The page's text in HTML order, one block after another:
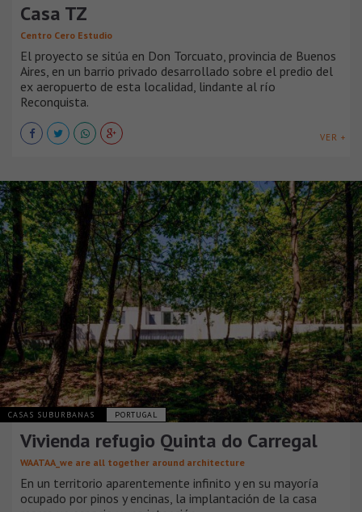
Casa TZ
Centro Cero Estudio
El proyecto se sitúa en Don Torcuato, provincia de Buenos
Aires, en un barrio privado desarrollado sobre el predio del
ex aeropuerto de esta localidad, lindante al río
Reconquista.
VER +
CASAS SUBURBANAS PORTUGAL
Vivienda refugio Quinta do Carregal
WAATAA_we are all together around architecture
En un territorio aparentemente infinito y en su mayoría
ocupado por pinos y encinas, la implantación de la casa